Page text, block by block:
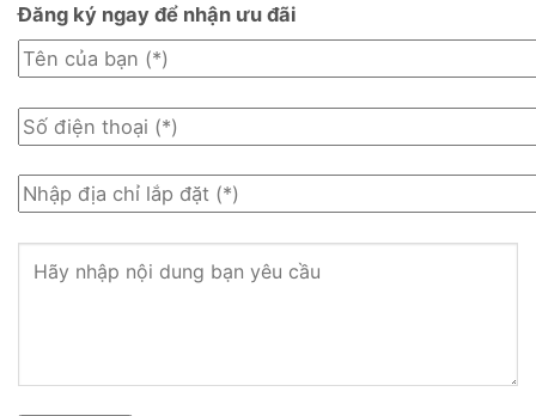
Đăng ký ngay để nhận ưu đãi